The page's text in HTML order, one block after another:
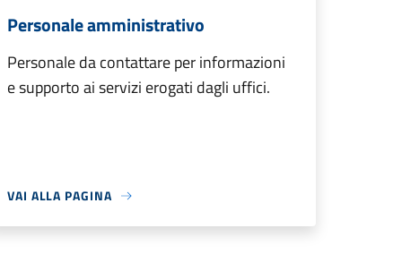
Personale amministrativo
Personale da contattare per informazioni
e supporto ai servizi erogati dagli uffici.
VAI ALLA PAGINA